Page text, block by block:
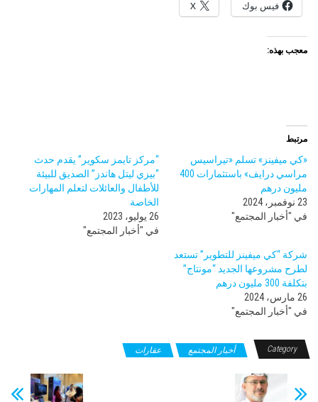
فيس بوك X
معجب بهذه:
مرتبط
«كي ميفينز» تسلم «تيراسيس
مراسي درايف» باستثمارات 400
مليون درهم
23 نوفمبر، 2024
في "أخبار المجتمع"
“مركز تايمز سكوير” يقدم حدث
“بيزي ليتل هاندز” الصديق للبيئة
للأطفال والعائلات لتعلم المهارات
الخاصة
26 يوليو، 2023
في "أخبار المجتمع"
شركة “كي ميفينز للتطوير” تستعد
لطرح مشروعها الجديد “مونتاج”
بتكلفة 300 مليون درهم
26 مارس، 2024
في "أخبار المجتمع"
Category أخبار المجتمع عقارات